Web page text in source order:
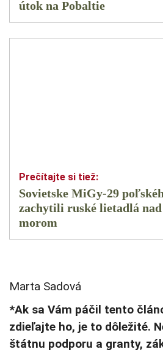
útok na Pobaltie
Sovietske MiGy-29
zachytili ruské lietadlá
morom
Marta Sadová
*Ak sa Vám páčil tento
zdieľajte ho, je to dôležité.
štátnu podporu a granty,